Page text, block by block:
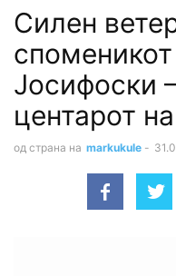
Силен
Јосифоски
центарот
од страна на markukule -